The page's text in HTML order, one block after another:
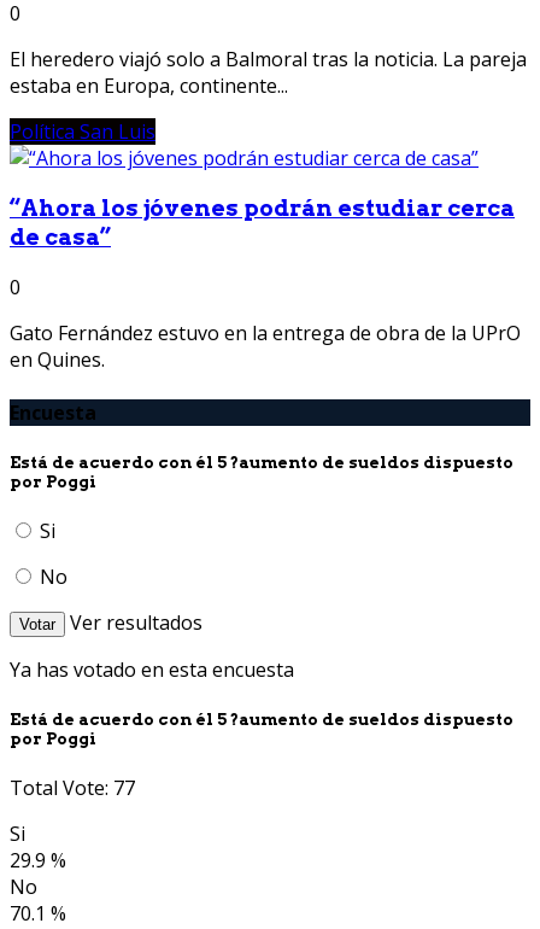
0
El heredero viajó solo a Balmoral tras la noticia. La pareja
estaba en Europa, continente...
Política San Luis
“Ahora los jóvenes podrán estudiar cerca
de casa”
0
Gato Fernández estuvo en la entrega de obra de la UPrO
en Quines.
Encuesta
Está de acuerdo con él 5 ?aumento de sueldos dispuesto
por Poggi
Si
No
Votar
Ver resultados
Ya has votado en esta encuesta
Está de acuerdo con él 5 ?aumento de sueldos dispuesto
por Poggi
Total Vote: 77
Si
29.9 %
No
70.1 %